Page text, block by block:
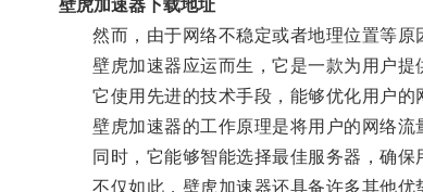
壁虎加速器下载地址
然而，由于网络不稳定或者地理位置等原
壁虎加速器应运而生，它是一款为用户提
它使用先进的技术手段，能够优化用户的
壁虎加速器的工作原理是将用户的网络流
同时，它能够智能选择最佳服务器，确保
不仅如此，壁虎加速器还具备许多其他优